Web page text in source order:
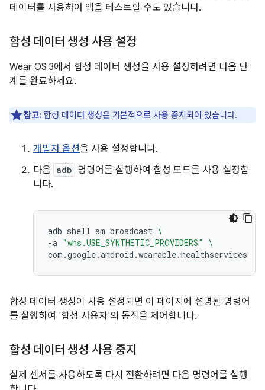
데이터를 사용하여 앱을 테스트할 수도 있습니다.
합성 데이터 생성 사용 설정
Wear OS 3에서 합성 데이터 생성을 사용 설정하려면 다음 단
계를 완료하세요.
참고: 합성 데이터 생성은 기본적으로 사용 중지되어 있습니다.
개발자 옵션을 사용 설정합니다.
다음 adb 명령어를 실행하여 합성 모드를 사용 설정합
니다.
adb shell am broadcast \
-a "whs.USE_SYNTHETIC_PROVIDERS"
\
합성 데이터 생성이 사용 설정되면 이 페이지에 설명된 명령어
를 실행하여 '합성 사용자'의 동작을 제어합니다.
합성 데이터 생성 사용 중지
실제 센서를 사용하도록 다시 전환하려면 다음 명령어를 실행